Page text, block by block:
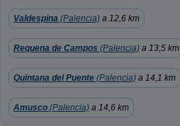
Valdespina (Palencia) a 12,6 km
Requena de Campos (Palencia) a 13,5 km
Quintana del Puente (Palencia) a 14,1 km
Amusco (Palencia) a 14,6 km